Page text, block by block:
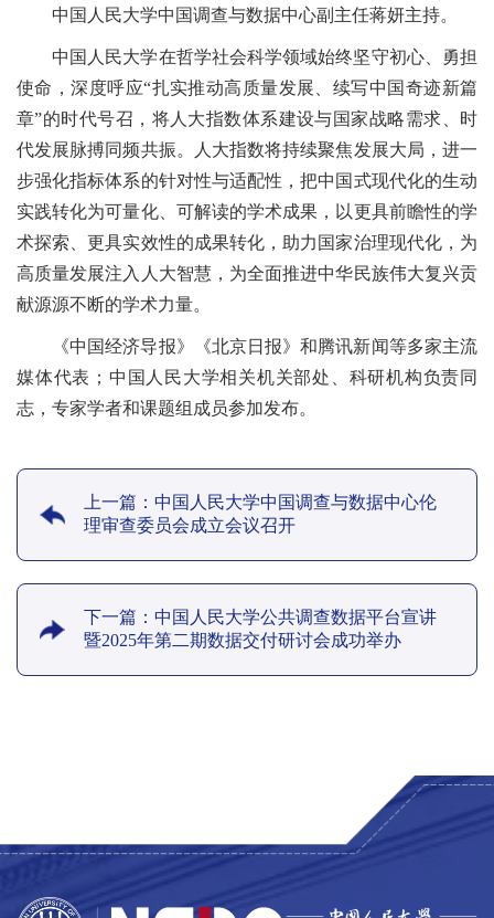
中国人民大学中国调查与数据中心副主任蒋妍主持。
中国人民大学在哲学社会科学领域始终坚守初心、勇担
使命，深度呼应“扎实推动高质量发展、续写中国奇迹新篇
章”的时代号召，将人大指数体系建设与国家战略需求、时
代发展脉搏同频共振。人大指数将持续聚焦发展大局，进一
步强化指标体系的针对性与适配性，把中国式现代化的生动
实践转化为可量化、可解读的学术成果，以更具前瞻性的学
术探索、更具实效性的成果转化，助力国家治理现代化，为
高质量发展注入人大智慧，为全面推进中华民族伟大复兴贡
献源源不断的学术力量。
《中国经济导报》《北京日报》和腾讯新闻等多家主流
媒体代表；中国人民大学相关机关部处、科研机构负责同
志，专家学者和课题组成员参加发布。
上一篇：中国人民大学中国调查与数据中心伦
理审查委员会成立会议召开
下一篇：中国人民大学公共调查数据平台宣讲
暨2025年第二期数据交付研讨会成功举办